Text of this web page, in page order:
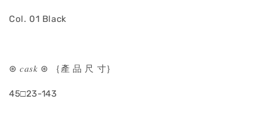
Col. 01 Black
⊛ 𝑐𝑎𝑠𝑘 ⊛ ｛產 品 尺 寸｝
45□23-143